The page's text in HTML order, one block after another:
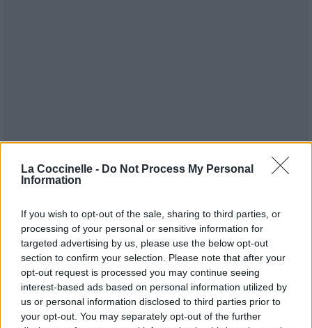
La Coccinelle - Do Not Process My Personal
Information
If you wish to opt-out of the sale, sharing to third parties, or
processing of your personal or sensitive information for
targeted advertising by us, please use the below opt-out
section to confirm your selection. Please note that after your
opt-out request is processed you may continue seeing
interest-based ads based on personal information utilized by
us or personal information disclosed to third parties prior to
your opt-out. You may separately opt-out of the further
Publié parTigrex-Feu d'Hiver
Chanteurs :Amon Amarth
Albums : Berserker
Paroles + Traduction Téléchargement
Vidéos